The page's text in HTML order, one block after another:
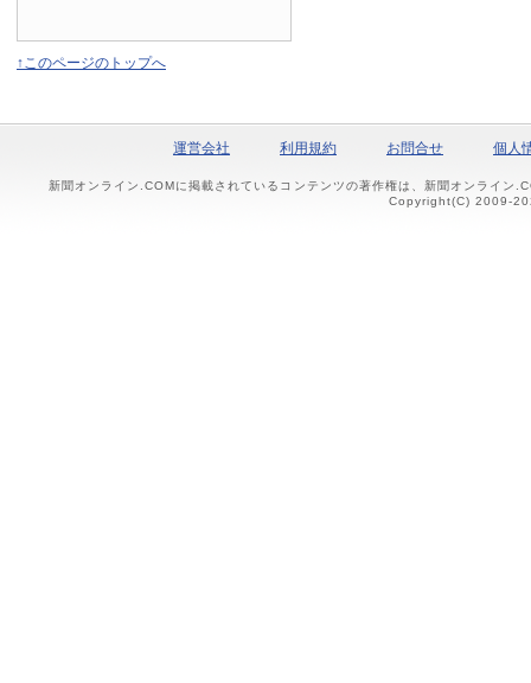
↑このページのトップへ
運営会社 利用規約 お問合せ 個人
新聞オンライン.COMに掲載されているコンテンツの著作権は、新聞オンライン
Copyright(C) 2009-